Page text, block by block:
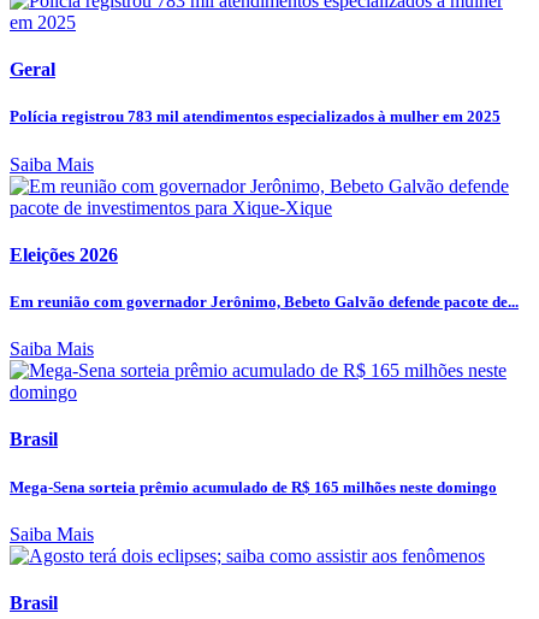
Geral
Polícia registrou 783 mil atendimentos especializados à mulher em 2025
Saiba Mais
Eleições 2026
Em reunião com governador Jerônimo, Bebeto Galvão defende pacote de...
Saiba Mais
Brasil
Mega-Sena sorteia prêmio acumulado de R$ 165 milhões neste domingo
Saiba Mais
Brasil